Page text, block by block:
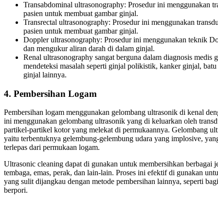
Transabdominal ultrasonography: Prosedur ini menggunakan
pasien untuk membuat gambar ginjal.
Transrectal ultrasonography: Prosedur ini menggunakan
pasien untuk membuat gambar ginjal.
Doppler ultrasonography: Prosedur ini menggunakan teknik
dan mengukur aliran darah di dalam ginjal.
Renal ultrasonography sangat berguna dalam diagnosis medis
mendeteksi masalah seperti ginjal polikistik, kanker ginjal,
ginjal lainnya.
4. Pembersihan Logam
Pembersihan logam menggunakan gelombang ultrasonik di kenal
ini menggunakan gelombang ultrasonik yang di keluarkan oleh
partikel-partikel kotor yang melekat di permukaannya. Gelombang
yaitu terbentuknya gelembung-gelembung udara yang implosive,
terlepas dari permukaan logam.
Ultrasonic cleaning dapat di gunakan untuk membersihkan berbagai
tembaga, emas, perak, dan lain-lain. Proses ini efektif di gunakan
yang sulit dijangkau dengan metode pembersihan lainnya, seperti
berpori.